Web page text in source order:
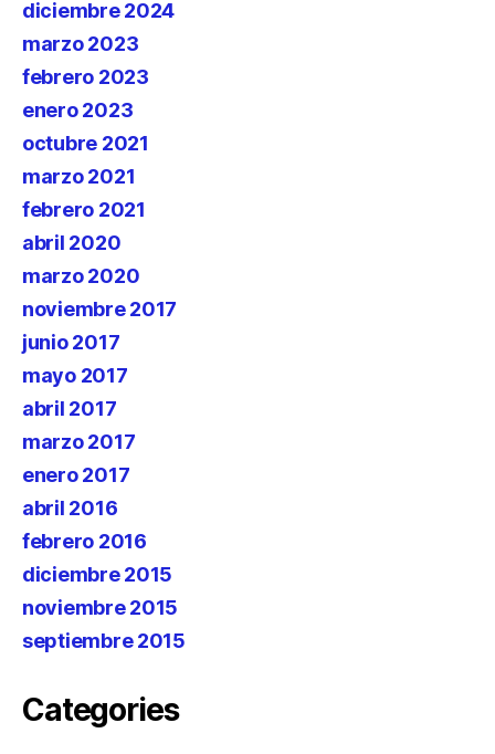
diciembre 2024
marzo 2023
febrero 2023
enero 2023
octubre 2021
marzo 2021
febrero 2021
abril 2020
marzo 2020
noviembre 2017
junio 2017
mayo 2017
abril 2017
marzo 2017
enero 2017
abril 2016
febrero 2016
diciembre 2015
noviembre 2015
septiembre 2015
Categories